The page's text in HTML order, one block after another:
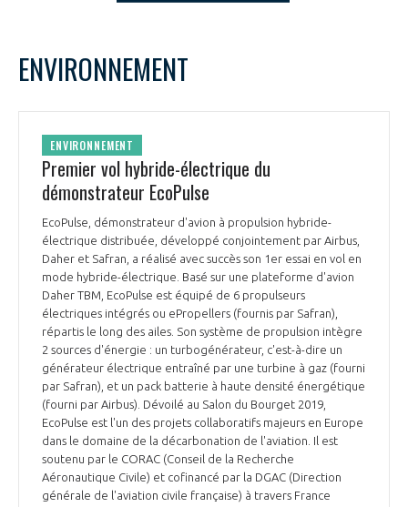
LE GIFAS
NOTRE VISION
NOS MISSIONS
NOTRE HISTOIRE
ORGANISATION
LE CONSEIL DU GIFAS
L’ÉQUIPE DU GIFAS
NOS RÉSEAUX À L'INTERNATIONAL
FONCTIONNEMENT
GEADS
COMITÉ AERO PME
STARTAIR
COMMISSIONS ET COMITÉS
ACCOMPAGNEMENT DE NOS ADHÉRENTS
LES PROGRAMMES DU GIFAS
UN ÉCOSYSTÈME INTÉGRÉ ET COHÉRENT
POURQUOI DEVENIR MEMBRE ?
LA MÉDIATION
LA MÉDIATION DANS LA FILIÈRE AÉRONAUTIQUE ET SPATIALE
LE MÉDIATEUR DE LA FILIÈRE AÉRONAUTIQUE ET SPATIALE
MÉDIATION ET CHARTE D’ENGAGEMENT SUR LES RELATIONS ENTRE
LE SALON DU BOURGET
L'OBSERVATOIRE
L
M
1 2
3
4
11
12
19
ENVIRONNEMENT
ENVIRONNEMENT
Premier vol hybride-électrique du
démonstrateur EcoPulse
EcoPulse, démonstrateur d'avion à propulsion hybride-
électrique distribuée, développé conjointement par Airbus,
Daher et Safran, a réalisé avec succès son 1er essai en vol en
mode hybride-électrique. Basé sur une plateforme d'avion
Daher TBM, EcoPulse est équipé de 6 propulseurs
électriques intégrés ou ePropellers (fournis par Safran),
répartis le long des ailes. Son système de propulsion intègre
2 sources d'énergie : un turbogénérateur, c'est-à-dire un
générateur électrique entraîné par une turbine à gaz (fourni
par Safran), et un pack batterie à haute densité énergétique
(fourni par Airbus). Dévoilé au Salon du Bourget 2019,
EcoPulse est l'un des projets collaboratifs majeurs en Europe
dans le domaine de la décarbonation de l'aviation. Il est
soutenu par le CORAC (Conseil de la Recherche
Aéronautique Civile) et cofinancé par la DGAC (Direction
générale de l'aviation civile française) à travers France
votre réseau au sein d’un écosystème intégré et
Découvrez les avantages d'adhérer au GIFAS.
Rencontres, salons, données sectorielles,
programmes ...
DEMANDE D’ADHÉSION
OUI NON